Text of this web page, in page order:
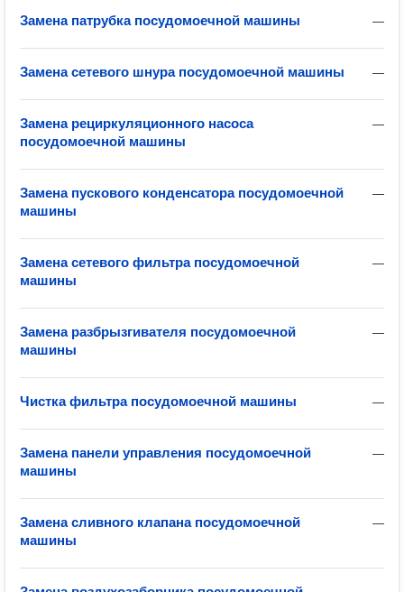
—
Замена патрубка посудомоечной машины
—
Замена сетевого шнура посудомоечной машины
—
Замена рециркуляционного насоса
посудомоечной машины
—
Замена пускового конденсатора посудомоечной
машины
—
Замена сетевого фильтра посудомоечной
машины
—
Замена разбрызгивателя посудомоечной
машины
—
Чистка фильтра посудомоечной машины
—
Замена панели управления посудомоечной
машины
—
Замена сливного клапана посудомоечной
машины